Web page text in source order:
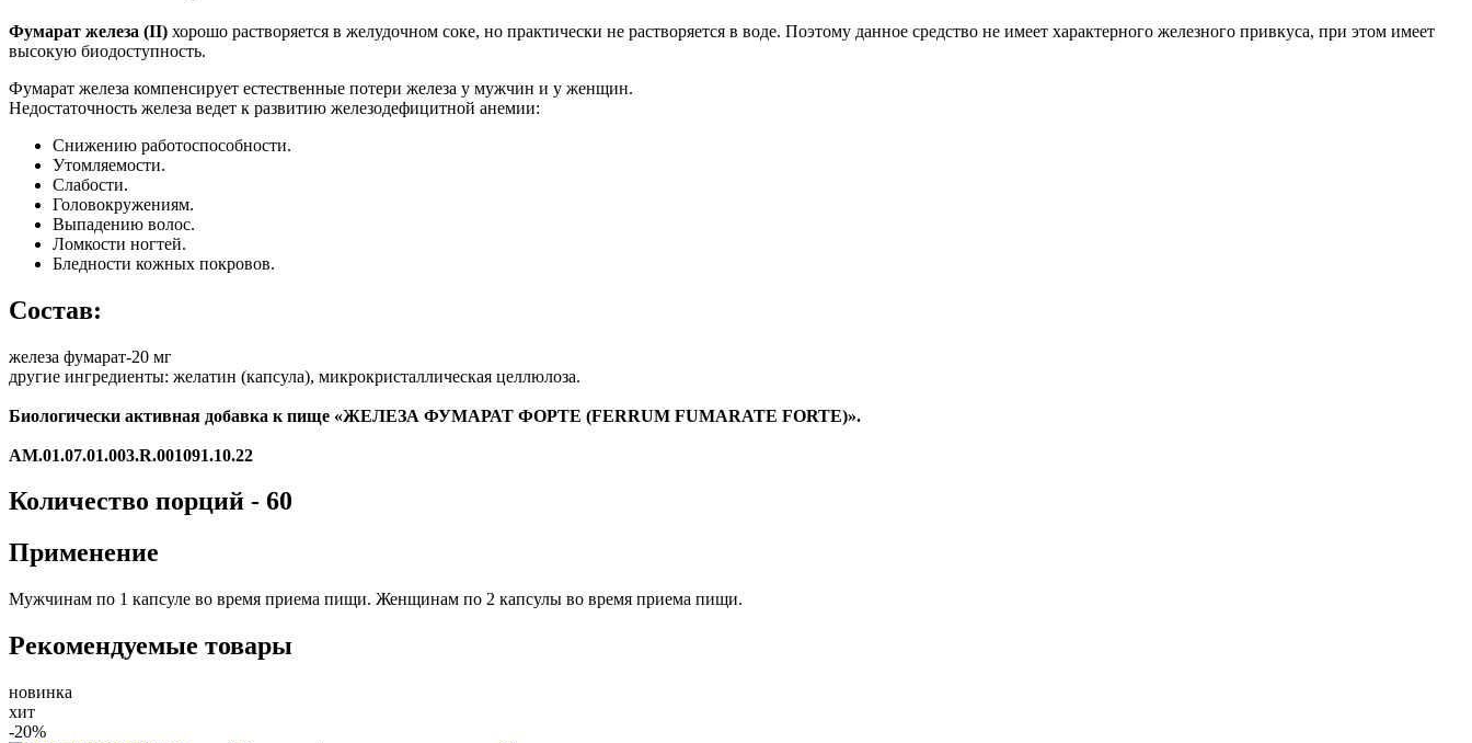
Фумарат железа (II) хорошо растворяется в желудочном соке, но практически не растворяется в воде. Поэтому данное средство не имеет характерного железного привкуса, при этом имеет
высокую биодоступность.
Фумарат железа компенсирует естественные потери железа у мужчин и у женщин.
Недостаточность железа ведет к развитию железодефицитной анемии:
Снижению работоспособности.
Утомляемости.
Слабости.
Головокружениям.
Выпадению волос.
Ломкости ногтей.
Бледности кожных покровов.
Состав:
железа фумарат-20 мг
другие ингредиенты: желатин (капсула), микрокристаллическая целлюлоза.
Биологически активная добавка к пище «ЖЕЛЕЗА ФУМАРАТ ФОРТЕ (FERRUM FUMARATE FORTE)».
AM.01.07.01.003.R.001091.10.22
Количество порций - 60
Применение
Мужчинам по 1 капсуле во время приема пищи. Женщинам по 2 капсулы во время приема пищи.
Рекомендуемые товары
новинка
хит
-20%